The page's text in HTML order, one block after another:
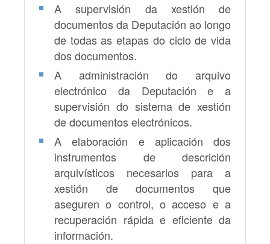
A supervisión da xestión de
documentos da Deputación ao longo
de todas as etapas do ciclo de vida
dos documentos.
A administración do arquivo
electrónico da Deputación e a
supervisión do sistema de xestión
de documentos electrónicos.
A elaboración e aplicación dos
instrumentos de descrición
arquivísticos necesarios para a
xestión de documentos que
aseguren o control, o acceso e a
recuperación rápida e eficiente da
información.